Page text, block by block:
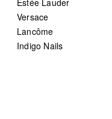
Versace
Lancôme
Indigo Nails